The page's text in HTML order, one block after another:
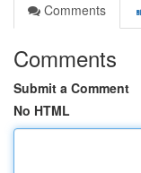
Comments
Comments
Submit a Comment
No HTML